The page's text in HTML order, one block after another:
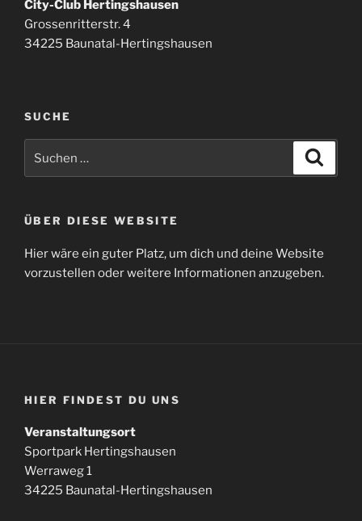
City-Club Hertingshausen
Grossenritterstr. 4
34225 Baunatal-Hertingshausen
SUCHE
nach:
ÜBER DIESE WEBSITE
Hier wäre ein guter Platz, um dich und deine Website
vorzustellen oder weitere Informationen anzugeben.
HIER FINDEST DU UNS
Veranstaltungsort
Sportpark Hertingshausen
Werraweg 1
34225 Baunatal-Hertingshausen